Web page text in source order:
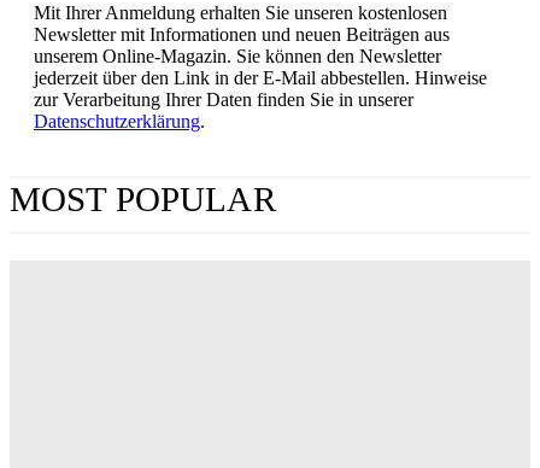
Mit Ihrer Anmeldung erhalten Sie unseren kostenlosen
Newsletter mit Informationen und neuen Beiträgen aus
unserem Online-Magazin. Sie können den Newsletter
jederzeit über den Link in der E-Mail abbestellen. Hinweise
zur Verarbeitung Ihrer Daten finden Sie in unserer
Datenschutzerklärung.
MOST POPULAR